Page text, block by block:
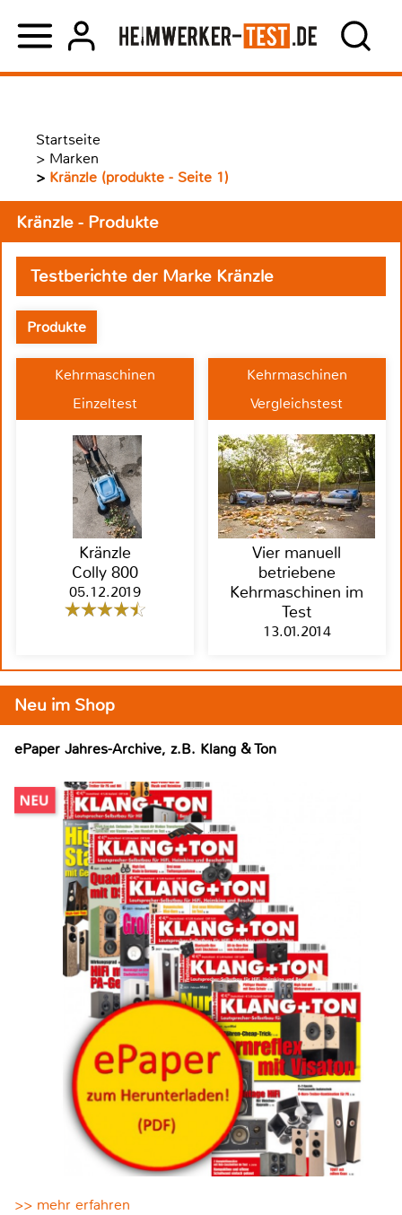
Startseite
> Marken
> Kränzle (produkte - Seite 1)
Kränzle - Produkte
Testberichte der Marke Kränzle
Produkte
Kehrmaschinen
Einzeltest
Kränzle
Colly 800
05.12.2019
Kehrmaschinen
Vergleichstest
Vier manuell
betriebene
Kehrmaschinen im
Test
13.01.2014
Neu im Shop
ePaper Jahres-Archive, z.B. Klang & Ton
>> mehr erfahren